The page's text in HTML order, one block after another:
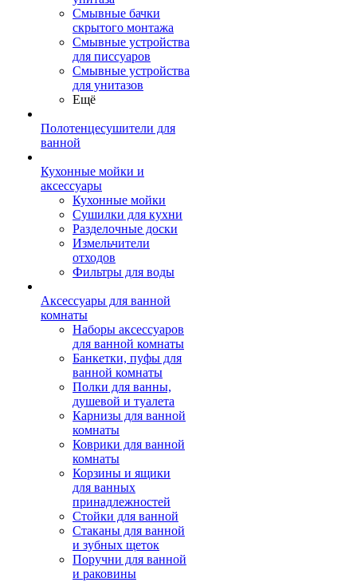
Смывные бачки
скрытого монтажа
Смывные устройства
для писсуаров
Смывные устройства
для унитазов
Ещё
Полотенцесушители для
ванной
Кухонные мойки и
аксессуары
Кухонные мойки
Сушилки для кухни
Разделочные доски
Измельчители
отходов
Фильтры для воды
Аксессуары для ванной
комнаты
Наборы аксессуаров
для ванной комнаты
Банкетки, пуфы для
ванной комнаты
Полки для ванны,
душевой и туалета
Карнизы для ванной
комнаты
Коврики для ванной
комнаты
Корзины и ящики
для ванных
принадлежностей
Стойки для ванной
Стаканы для ванной
и зубных щеток
Поручни для ванной
и раковины